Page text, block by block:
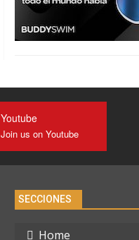
Youtube
Join us on Youtube
SECCIONES
Home